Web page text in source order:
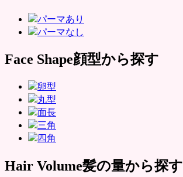
パーマあり
パーマなし
Face Shape顔型から探す
卵型
丸型
面長
三角
四角
Hair Volume髪の量から探す